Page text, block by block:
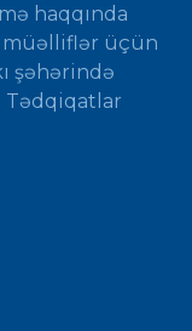
haqqında
müəlliflər üçün
şəhərində
Tədqiqatlar